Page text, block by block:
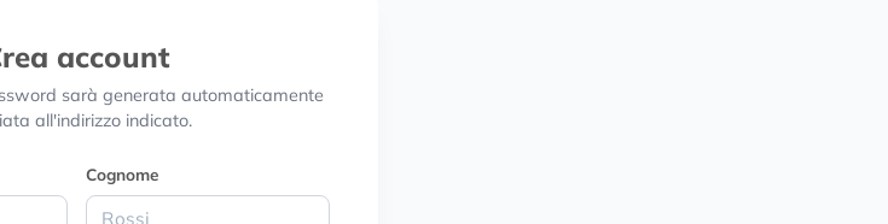
account
sarà generata automaticamente
all'indirizzo indicato.
Cognome